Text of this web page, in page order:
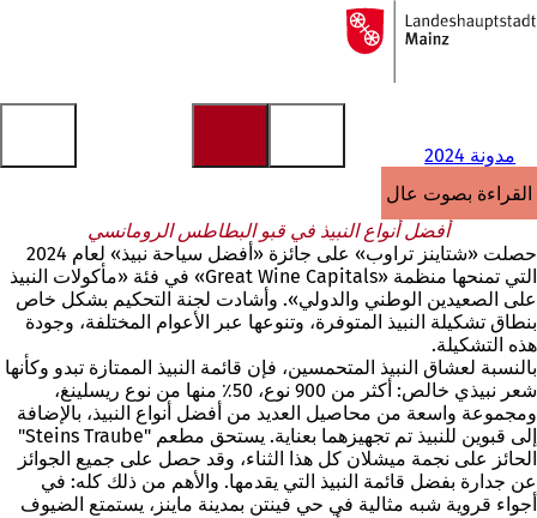
الانتقال إلى المحتوى
إلى
الصفحة
مدونة 2024
القراءة بصوت عالٍ
أفضل أنواع النبيذ في قبو البطاطس الرومانسي
حصلت «شتاينز تراوب» على جائزة «أفضل سياحة نبيذ» لعام 2024
التي تمنحها منظمة «Great Wine Capitals» في فئة «مأكولات النبيذ
على الصعيدين الوطني والدولي». وأشادت لجنة التحكيم بشكل خاص
بنطاق تشكيلة النبيذ المتوفرة، وتنوعها عبر الأعوام المختلفة، وجودة
هذه التشكيلة.
بالنسبة لعشاق النبيذ المتحمسين، فإن قائمة النبيذ الممتازة تبدو وكأنها
شعر نبيذي خالص: أكثر من 900 نوع، 50٪ منها من نوع ريسلينغ،
ومجموعة واسعة من محاصيل العديد من أفضل أنواع النبيذ، بالإضافة
إلى قبوين للنبيذ تم تجهيزهما بعناية. يستحق مطعم "Steins Traube"
الحائز على نجمة ميشلان كل هذا الثناء، وقد حصل على جميع الجوائز
عن جدارة بفضل قائمة النبيذ التي يقدمها. والأهم من ذلك كله: في
أجواء قروية شبه مثالية في حي فينتن بمدينة ماينز، يستمتع الضيوف